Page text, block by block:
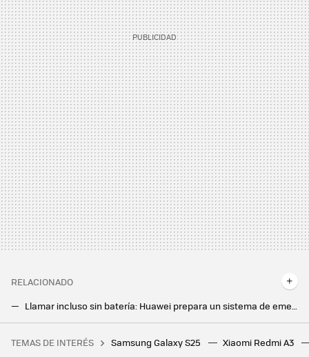
RELACIONADO
Vivo V25 Pro: un móvil de gama alta con Dimensity 1300, pantalla AMOLED y diseño que cambia de color
El Corte Inglés liquida tablets, teles y móviles durante sus Ofertas Límite de este fin de semana
TEMAS DE INTERÉS Samsung Galaxy S25 Xiaomi Redmi A3